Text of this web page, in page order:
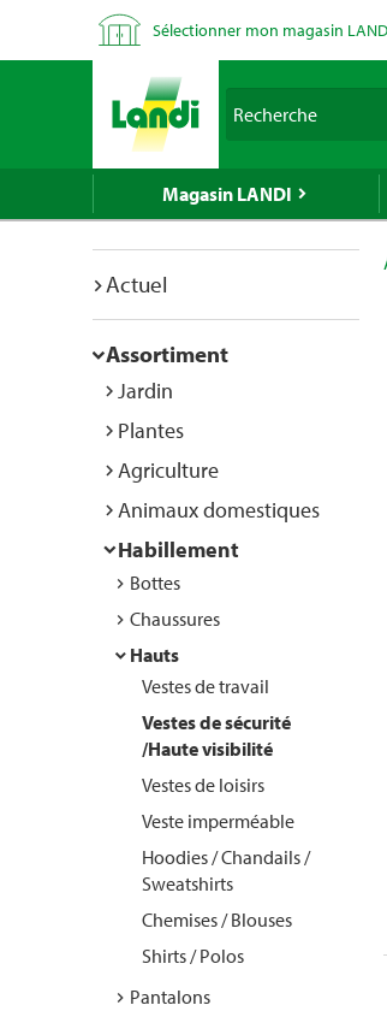
Sélectionner mon magasin
Magasin LANDI
Actuel
Assortiment
Jardin
Plantes
Agriculture
Animaux domestiques
Habillement
Bottes
Chaussures
Hauts
Vestes de travail
Vestes de sécurité
/Haute visibilité
Vestes de loisirs
Veste imperméable
Hoodies / Chandails /
Sweatshirts
Chemises / Blouses
Shirts / Polos
Pantalons